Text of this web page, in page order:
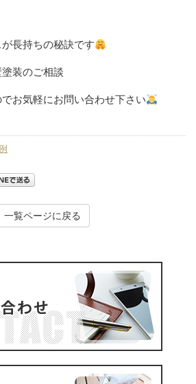
長持ちの秘訣です
装のご相談
お気軽にお問い合わせ下さい
一覧ページに戻る